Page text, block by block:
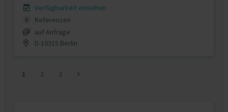
Verfügbarkeit einsehen
0
Referenzen
auf Anfrage
D-10315 Berlin
1 2 3